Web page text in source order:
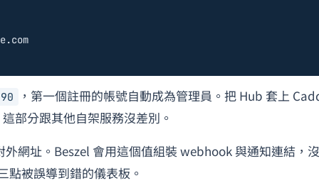
，第一個註冊的帳號自動成為管理員。把 Hub 套上
部分跟其他自架服務沒差別。
網址。Beszel 會用這個值組裝 webhook 與通知連結，
點被誤導到錯的儀表板。